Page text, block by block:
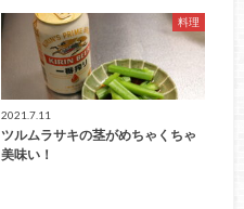
料理
2021.7.11
ツルムラサキの茎がめちゃくちゃ
美味い！